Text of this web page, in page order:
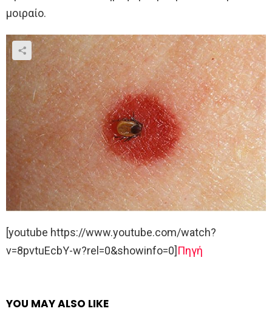
μοιραίο.
[youtube https://www.youtube.com/watch?
v=8pvtuEcbY-w?rel=0&showinfo=0] Πηγή
YOU MAY ALSO LIKE